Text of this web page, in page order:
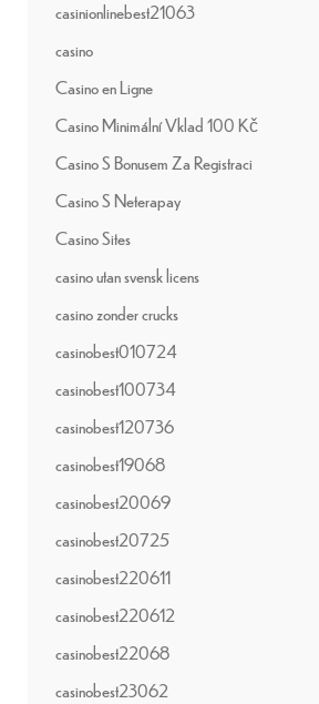
casinionlinebest21063
casino
Casino en Ligne
Casino Minimální Vklad 100 Kč
Casino S Bonusem Za Registraci
Casino S Neterapay
Casino Sites
casino utan svensk licens
casino zonder crucks
casinobest010724
casinobest100734
casinobest120736
casinobest19068
casinobest20069
casinobest20725
casinobest220611
casinobest220612
casinobest22068
casinobest23062